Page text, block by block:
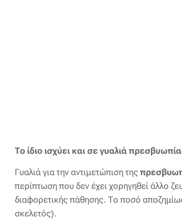
Το ίδιο ισχύει και σε γυαλιά
Γυαλιά για την αντιμετώπιση της
περίπτωση που δεν έχει χορηγηθεί άλλο
διαφορετικής πάθησης. Το ποσό
σκελετός).